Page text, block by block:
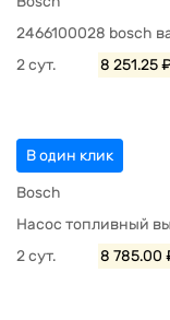
2466100028 bosch
2 сут.
8 251.25
В один клик
Bosch
Насос топливный
2 сут.
8 785.00